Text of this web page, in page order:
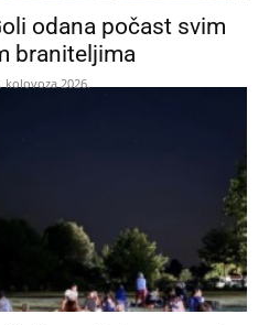
odana počast svim
braniteljima
kolovoza 2026.